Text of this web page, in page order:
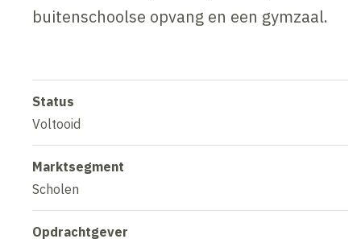
buitenschoolse opvang en een gymzaal.
Status
Voltooid
Marktsegment
Scholen
Opdrachtgever